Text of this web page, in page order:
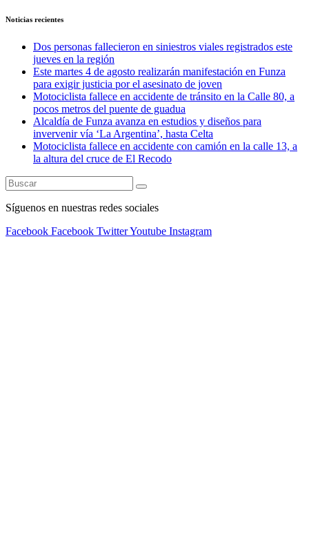
Noticias recientes
Dos personas fallecieron en siniestros viales registrados este
jueves en la región
Este martes 4 de agosto realizarán manifestación en Funza
para exigir justicia por el asesinato de joven
Motociclista fallece en accidente de tránsito en la Calle 80, a
pocos metros del puente de guadua
Alcaldía de Funza avanza en estudios y diseños para
invervenir vía ‘La Argentina’, hasta Celta
Motociclista fallece en accidente con camión en la calle 13, a
la altura del cruce de El Recodo
Síguenos en nuestras redes sociales
Facebook Facebook TwitterYoutube Instagram